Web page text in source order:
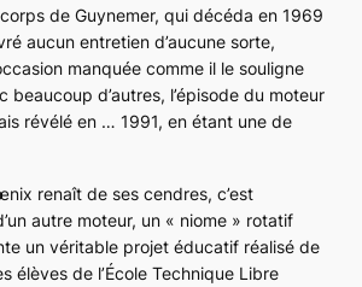
de Guynemer, qui décéda en 1969
aucun entretien d’aucune sorte,
manquée comme il le souligne
beaucoup d’autres, l’épisode du moteur
révélé en … 1991, en étant une de
renaît de ses cendres, c’est
autre moteur, un « niome » rotatif
un véritable projet éducatif réalisé de
élèves de l’École Technique Libre